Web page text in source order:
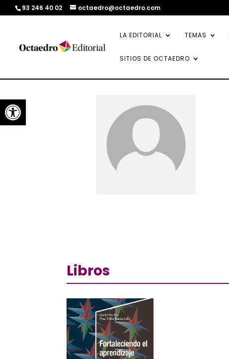
Abrir barra de herramientas
93 246 40 02 octaedro@octaedro.com
LA EDITORIAL TEMAS
SITIOS DE OCTAEDRO
Libros